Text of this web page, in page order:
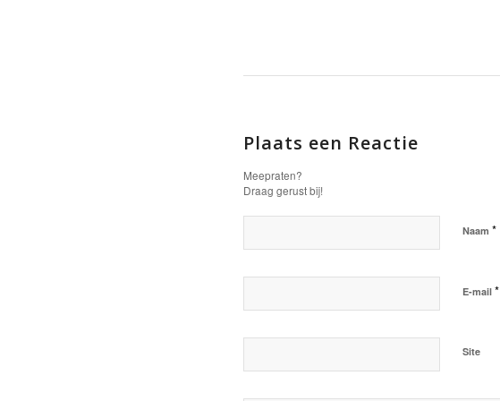
Plaats een Reactie
Meepraten?
Draag gerust bij!
Naam *
E-mail *
Site